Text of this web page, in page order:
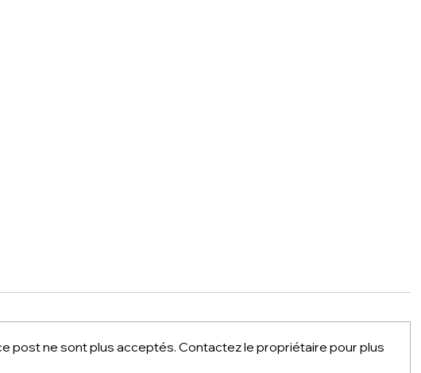
post ne sont plus acceptés. Contactez le propriétaire pour plus